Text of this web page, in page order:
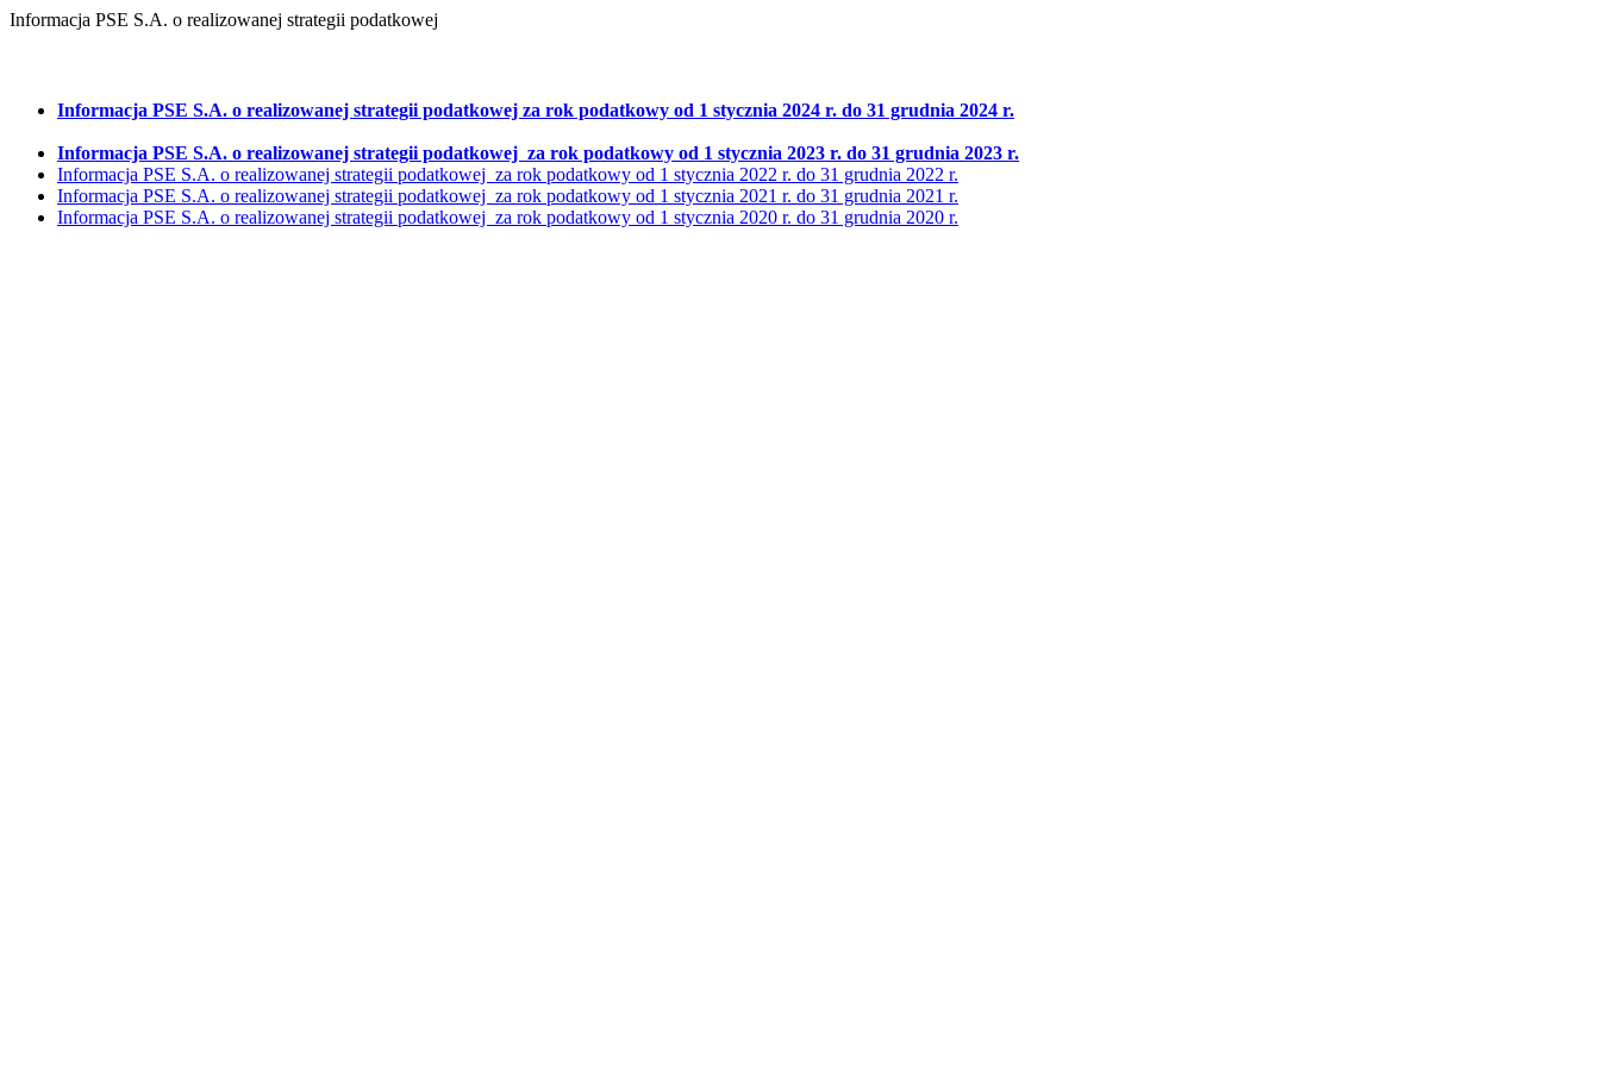
Informacja PSE S.A. o realizowanej strategii podatkowej
Informacja PSE S.A. o realizowanej strategii podatkowej za rok podatkowy od 1 stycznia 2024 r. do 31 grudnia 2024 r.
Informacja PSE S.A. o realizowanej strategii podatkowej za rok podatkowy od 1 stycznia 2023 r. do 31 grudnia 2023 r.
Informacja PSE S.A. o realizowanej strategii podatkowej za rok podatkowy od 1 stycznia 2022 r. do 31 grudnia 2022 r.
Informacja PSE S.A. o realizowanej strategii podatkowej za rok podatkowy od 1 stycznia 2021 r. do 31 grudnia 2021 r.
Informacja PSE S.A. o realizowanej strategii podatkowej za rok podatkowy od 1 stycznia 2020 r. do 31 grudnia 2020 r.